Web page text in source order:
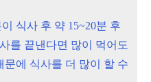
식사 후 약 15~20분 후
를 끝낸다면 많이 먹어도
에 식사를 더 많이 할 수